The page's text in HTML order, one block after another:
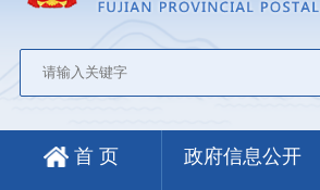
首 页 政府信息公开